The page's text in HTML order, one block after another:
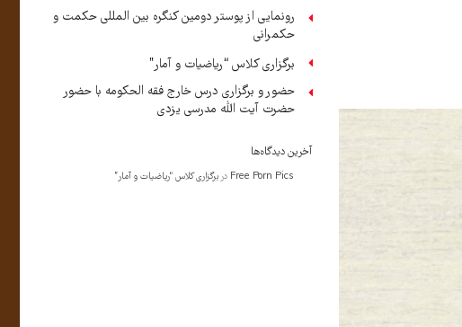
رونمایی از پوستر دومین کنگره بین المللی حکمت و
حکمرانی
برگزاری کلاس “ریاضیات و آمار”
حضور و برگزاری درس خارج فقه الحکومه با حضور
حضرت آیت الله مدرسی یزدی
آخرین دیدگاه‌ها
Free Porn Pics در برگزاری کلاس “ریاضیات و آمار”